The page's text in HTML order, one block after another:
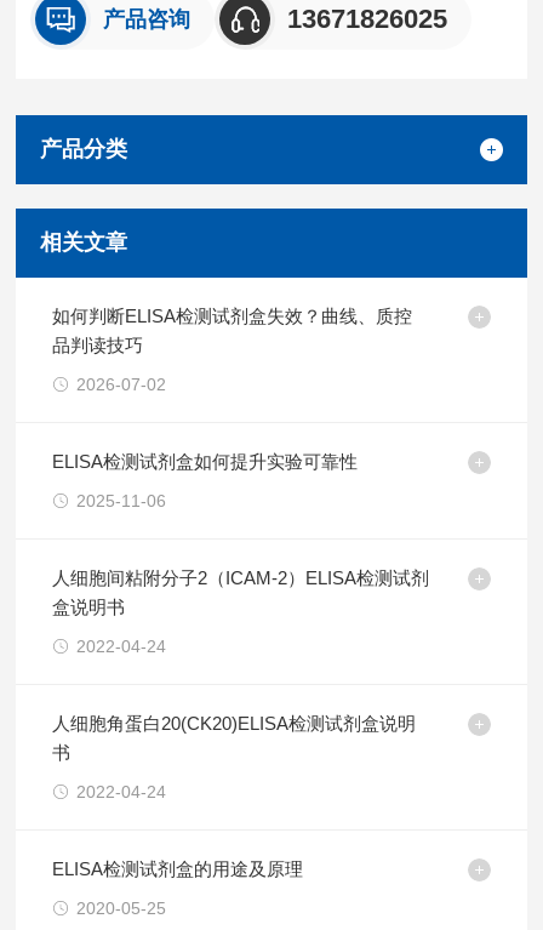
产品咨询 13671826025
产品分类
相关文章
如何判断ELISA检测试剂盒失效？曲线、质控
品判读技巧
2026-07-02
ELISA检测试剂盒如何提升实验可靠性
2025-11-06
人细胞间粘附分子2（ICAM-2）ELISA检测试剂
盒说明书
2022-04-24
人细胞角蛋白20(CK20)ELISA检测试剂盒说明
书
2022-04-24
ELISA检测试剂盒的用途及原理
2020-05-25